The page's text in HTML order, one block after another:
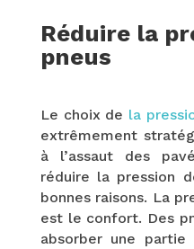
Réduire la
pneus
Le choix de la
extrêmement
à l’assaut des
réduire la pression
bonnes raisons. La
est le confort. Des
absorber une